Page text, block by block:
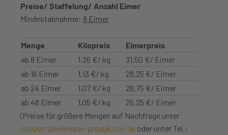
Preise/ Staffelung/ Anzahl Eimer
Mindestabnahme: 8 Eimer
Menge Kilopreis
Eimerpreis
ab 8 Eimer
1,26 €/ kg
31,50 €/ Eimer
ab 16 Eimer
1,13 €/ kg
28,25 €/ Eimer
ab 24 Eimer
1,07 €/ kg
26,75 €/ Eimer
ab 48 Eimer
1,05 €/ kg
26,25 €/ Eimer
(Preise für größere Mengen auf Nachfrage unter
support@kellmann-produktion.de oder unter Tel.: